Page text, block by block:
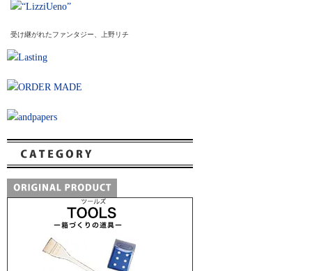
受け継がれたファンタジー、上野リチ